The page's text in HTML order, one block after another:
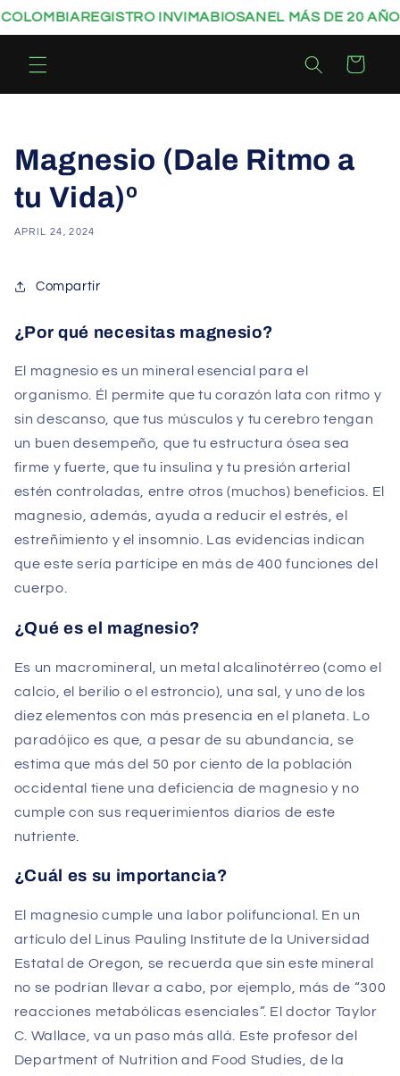
Skip to
REGISTRO INVIMABIOSANEL MÁS DE 20 AÑOS
Cart
Magnesio (Dale Ritmo a
tu Vida)º
APRIL 24, 2024
Compartir
¿Por qué necesitas magnesio?
El magnesio es un mineral esencial para el
organismo. Él permite que tu corazón lata con ritmo y
sin descanso, que tus músculos y tu cerebro tengan
un buen desempeño, que tu estructura ósea sea
firme y fuerte, que tu insulina y tu presión arterial
estén controladas, entre otros (muchos) beneficios. El
magnesio, además, ayuda a reducir el estrés, el
estreñimiento y el insomnio. Las evidencias indican
que este sería partícipe en más de 400 funciones del
cuerpo.
¿Qué es el magnesio?
Es un macromineral, un metal alcalinotérreo (como el
calcio, el berilio o el estroncio), una sal, y uno de los
diez elementos con más presencia en el planeta. Lo
paradójico es que, a pesar de su abundancia, se
estima que más del 50 por ciento de la población
occidental tiene una deficiencia de magnesio y no
cumple con sus requerimientos diarios de este
nutriente.
¿Cuál es su importancia?
El magnesio cumple una labor polifuncional. En un
artículo del Linus Pauling Institute de la Universidad
Estatal de Oregon, se recuerda que sin este mineral
no se podrían llevar a cabo, por ejemplo, más de “300
reacciones metabólicas esenciales”. El doctor Taylor
C. Wallace, va un paso más allá. Este profesor del
Department of Nutrition and Food Studies, de la